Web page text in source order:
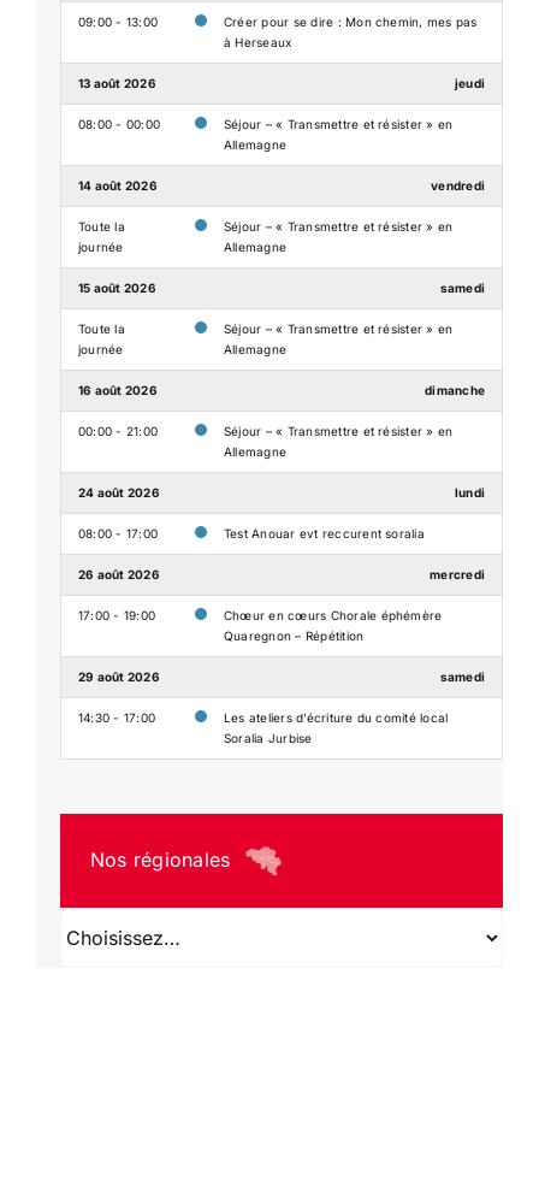
09:00 - 13:00
Créer pour se dire : Mon chemin, mes pas
à Herseaux
13 août 2026 jeudi
08:00 - 00:00
Séjour – « Transmettre et résister » en
Allemagne
14 août 2026 vendredi
Toute la
journée
Séjour – « Transmettre et résister » en
Allemagne
15 août 2026 samedi
Toute la
journée
Séjour – « Transmettre et résister » en
Allemagne
16 août 2026 dimanche
00:00 - 21:00
Séjour – « Transmettre et résister » en
Allemagne
24 août 2026 lundi
08:00 - 17:00 Test Anouar evt reccurent soralia
26 août 2026 mercredi
17:00 - 19:00
Chœur en cœurs Chorale éphémère
Quaregnon – Répétition
29 août 2026 samedi
14:30 - 17:00
Les ateliers d’écriture du comité local
Soralia Jurbise
Nos régionales